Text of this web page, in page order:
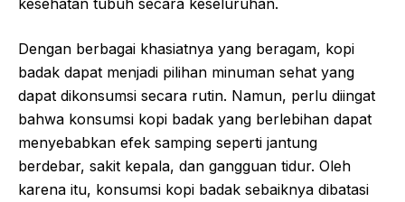
Dengan berbagai khasiatnya yang beragam, kopi
badak dapat menjadi pilihan minuman sehat yang
dapat dikonsumsi secara rutin. Namun, perlu diingat
bahwa konsumsi kopi badak yang berlebihan dapat
menyebabkan efek samping seperti jantung
berdebar, sakit kepala, dan gangguan tidur. Oleh
karena itu, konsumsi kopi badak sebaiknya dibatasi